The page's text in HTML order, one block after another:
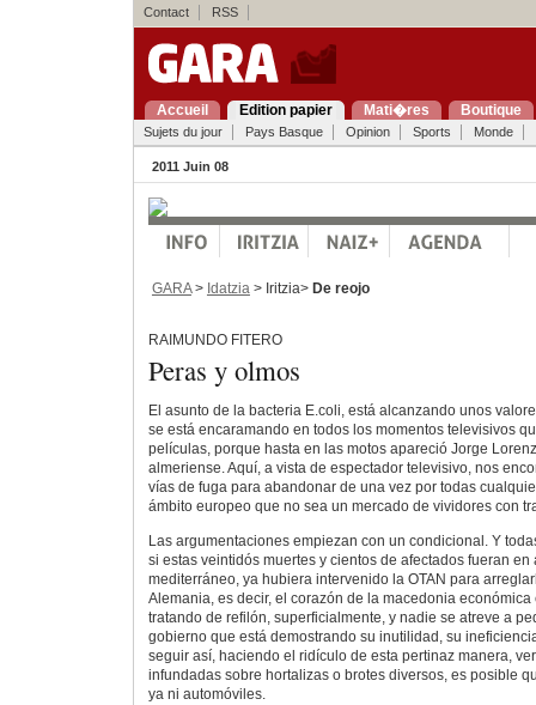
Contact RSS
Accueil Edition papier Mati�res Boutique
Sujets du jour Pays Basque Opinion Sports Monde
2011 Juin 08
GARA> Idatzia > Iritzia> De reojo
RAIMUNDO FITERO
Peras y olmos
El asunto de la bacteria E.coli, está alcanzando unos
se está encaramando en todos los momentos televisivos
películas, porque hasta en las motos apareció Jorge
almeriense. Aquí, a vista de espectador televisivo, nos
vías de fuga para abandonar de una vez por todas
ámbito europeo que no sea un mercado de vividores con
Las argumentaciones empiezan con un condicional. Y
si estas veintidós muertes y cientos de afectados fueran
mediterráneo, ya hubiera intervenido la OTAN para
Alemania, es decir, el corazón de la macedonia
tratando de refilón, superficialmente, y nadie se atreve a
gobierno que está demostrando su inutilidad, su
seguir así, haciendo el ridículo de esta pertinaz manera,
infundadas sobre hortalizas o brotes diversos, es posible
ya ni automóviles.